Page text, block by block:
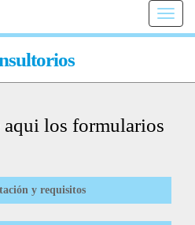
Toggle
aqui los formularios
y requisitos